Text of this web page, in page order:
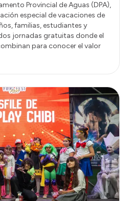
Provincial de Aguas (DPA),
especial de vacaciones de
familias, estudiantes y
jornadas gratuitas donde el
para conocer el valor